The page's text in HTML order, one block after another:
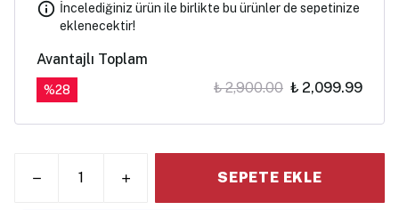
İncelediğiniz ürün ile birlikte bu ürünler de sepetinize
eklenecektir!
Avantajlı Toplam
%28 ₺ 2,900.00 ₺ 2,099.99
SEPETE EKLE